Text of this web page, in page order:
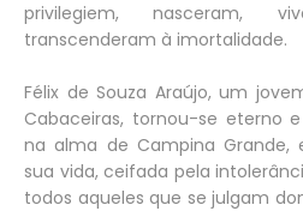
privilegiem, nasceram,
transcenderam à imortalidade.
Félix de Souza Araújo, um
Cabaceiras, tornou-se eterno
na alma de Campina Grande,
sua vida, ceifada pela
todos aqueles que se julgam